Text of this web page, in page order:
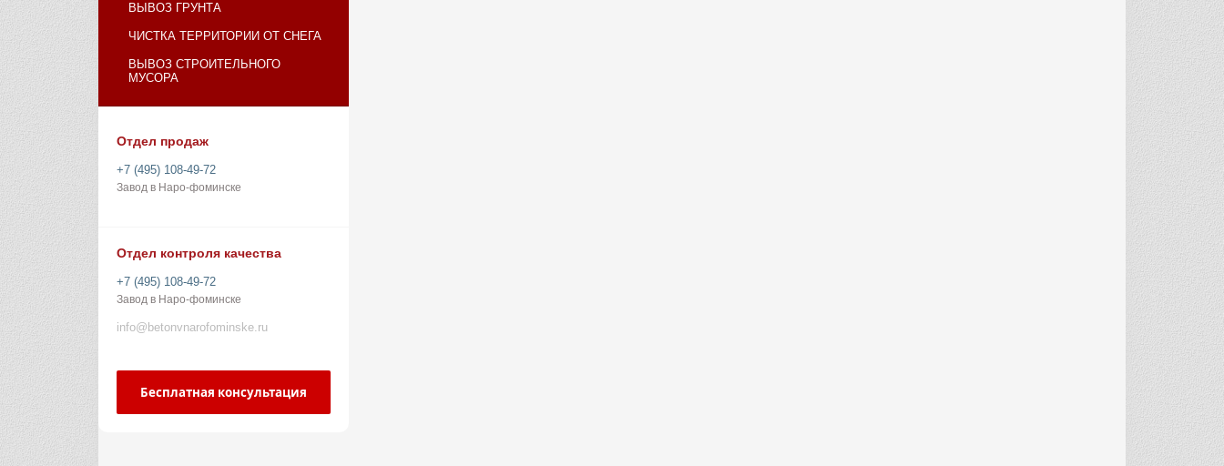
ВЫВОЗ ГРУНТА
ЧИСТКА ТЕРРИТОРИИ ОТ СНЕГА
ВЫВОЗ СТРОИТЕЛЬНОГО
МУСОРА
Отдел продаж
+7 (495) 108-49-72
Завод в Наро-фоминске
Отдел контроля качества
+7 (495) 108-49-72
Завод в Наро-фоминске
info@betonvnarofominske.ru
Бесплатная консультация